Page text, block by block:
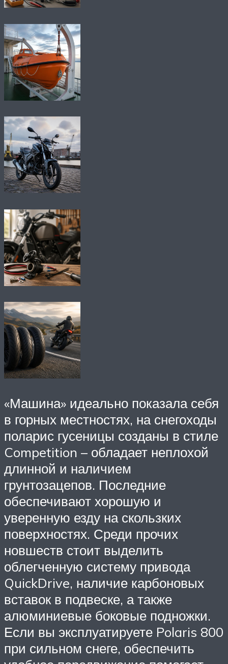
«Машина» идеально показала себя
в горных местностях, на снегоходы
поларис гусеницы созданы в стиле
Competition – обладает неплохой
длинной и наличием
грунтозацепов. Последние
обеспечивают хорошую и
уверенную езду на скользких
поверхностях. Среди прочих
новшеств стоит выделить
облегченную систему привода
QuickDrive, наличие карбоновых
вставок в подвеске, а также
алюминиевые боковые подножки.
Если вы эксплуатируете Polaris 800
при сильном снеге, обеспечить